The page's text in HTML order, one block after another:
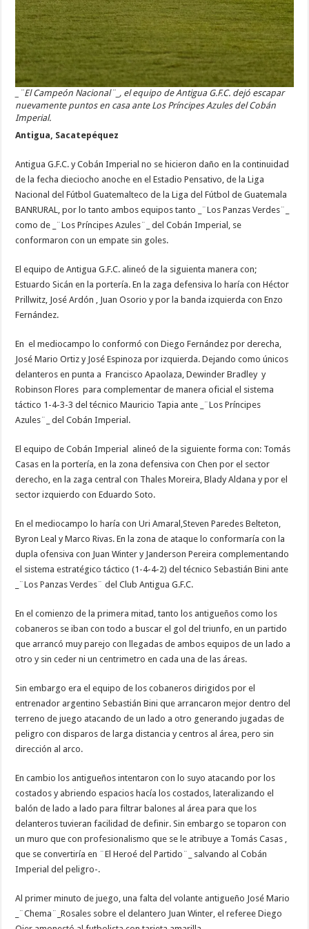
_¨El Campeón Nacional¨_, el equipo de Antigua G.F.C. dejó escapar
nuevamente puntos en casa ante Los Príncipes Azules del Cobán
Imperial.
Antigua, Sacatepéquez
Antigua G.F.C. y Cobán Imperial no se hicieron daño en la continuidad
de la fecha dieciocho anoche en el Estadio Pensativo, de la Liga
Nacional del Fútbol Guatemalteco de la Liga del Fútbol de Guatemala
BANRURAL, por lo tanto ambos equipos tanto _¨Los Panzas Verdes¨_
como de _¨Los Príncipes Azules¨_ del Cobán Imperial, se
conformaron con un empate sin goles.
El equipo de Antigua G.F.C. alineó de la siguienta manera con;
Estuardo Sicán en la portería. En la zaga defensiva lo haría con Héctor
Prillwitz, José Ardón , Juan Osorio y por la banda izquierda con Enzo
Fernández.
En el mediocampo lo conformó con Diego Fernández por derecha,
José Mario Ortiz y José Espinoza por izquierda. Dejando como únicos
delanteros en punta a Francisco Apaolaza, Dewinder Bradley y
Robinson Flores para complementar de manera oficial el sistema
táctico 1-4-3-3 del técnico Mauricio Tapia ante _¨Los Príncipes
Azules¨_ del Cobán Imperial.
El equipo de Cobán Imperial alineó de la siguiente forma con: Tomás
Casas en la portería, en la zona defensiva con Chen por el sector
derecho, en la zaga central con Thales Moreira, Blady Aldana y por el
sector izquierdo con Eduardo Soto.
En el mediocampo lo haría con Uri Amaral,Steven Paredes Belteton,
Byron Leal y Marco Rivas. En la zona de ataque lo conformaría con la
dupla ofensiva con Juan Winter y Janderson Pereira complementando
el sistema estratégico táctico (1-4-4-2) del técnico Sebastián Bini ante
_¨Los Panzas Verdes¨ del Club Antigua G.F.C.
En el comienzo de la primera mitad, tanto los antigueños como los
cobaneros se iban con todo a buscar el gol del triunfo, en un partido
que arrancó muy parejo con llegadas de ambos equipos de un lado a
otro y sin ceder ni un centrimetro en cada una de las áreas.
Sin embargo era el equipo de los cobaneros dirigidos por el
entrenador argentino Sebastián Bini que arrancaron mejor dentro del
terreno de juego atacando de un lado a otro generando jugadas de
peligro con disparos de larga distancia y centros al área, pero sin
dirección al arco.
En cambio los antigueños intentaron con lo suyo atacando por los
costados y abriendo espacios hacía los costados, lateralizando el
balón de lado a lado para filtrar balones al área para que los
delanteros tuvieran facilidad de definir. Sin embargo se toparon con
un muro que con profesionalismo que se le atribuye a Tomás Casas ,
que se convertiría en ¨El Heroé del Partido¨_ salvando al Cobán
Imperial del peligro-.
Al primer minuto de juego, una falta del volante antigueño José Mario
_¨Chema¨_Rosales sobre el delantero Juan Winter, el referee Diego